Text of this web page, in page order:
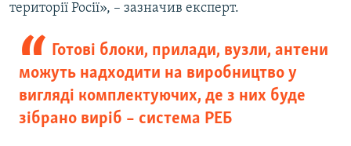
території Росії», – зазначив експерт.
Готові блоки, прилади, вузли, антени
можуть надходити на виробництво у
вигляді комплектуючих, де з них буде
зібрано виріб – система РЕБ